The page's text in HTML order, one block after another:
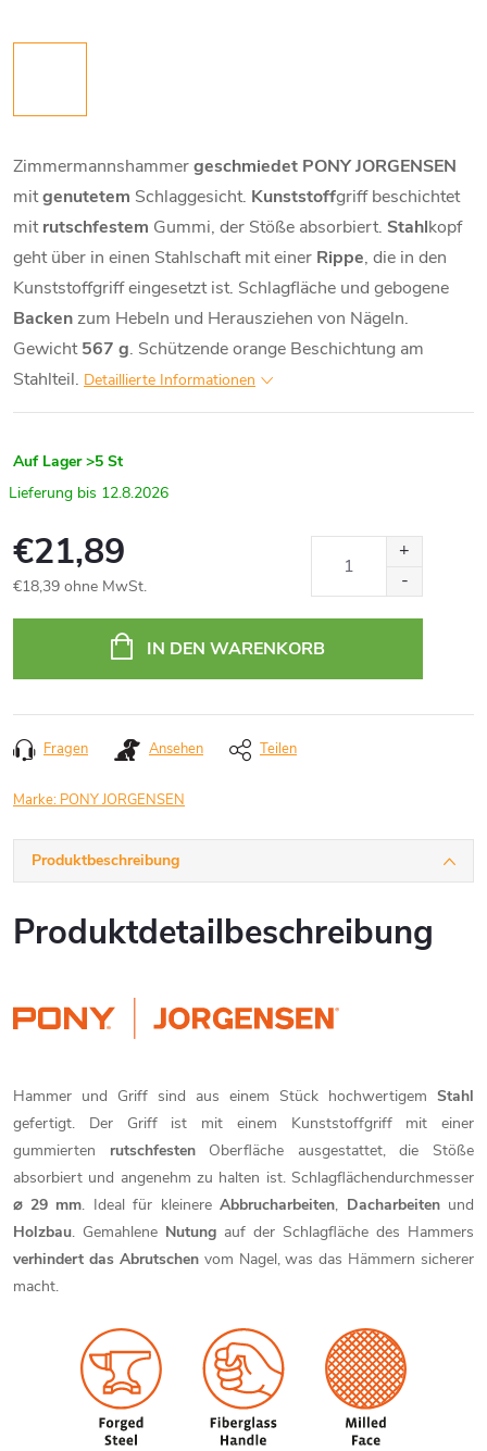
Zimmermannshammergeschmiedet PONY JORGENSEN
mitgenutetem Schlaggesicht. Kunststoffgriff beschichtet
mitrutschfestem Gummi, der Stöße absorbiert. Stahlkopf
geht über in einen Stahlschaft mit einer Rippe, die in den
Kunststoffgriff eingesetzt ist. Schlagfläche und gebogene
Backenzum Hebeln und Herausziehen von Nägeln.
Gewicht567 g. Schützende orange Beschichtung am
Stahlteil. Detaillierte Informationen
Auf Lager >5 St
12.8.2026
€21,89
€18,39 ohne MwSt.
IN DEN WARENKORB
Fragen Ansehen Teilen
Marke: PONY JORGENSEN
Produktbeschreibung
Produktdetailbeschreibung
Hammer und Griff sind aus einem Stück hochwertigem Stahl
gefertigt. Der Griff ist mit einem Kunststoffgriff mit einer
gummierten rutschfestenOberfläche ausgestattet, die Stöße
absorbiert und angenehm zu halten ist. Schlagflächendurchmesser
⌀ 29 mm. Ideal für kleinere Abbrucharbeiten, Dacharbeitenund
Holzbau. Gemahlene Nutung auf der Schlagfläche des Hammers
verhindert das Abrutschenvom Nagel, was das Hämmern sicherer
macht.